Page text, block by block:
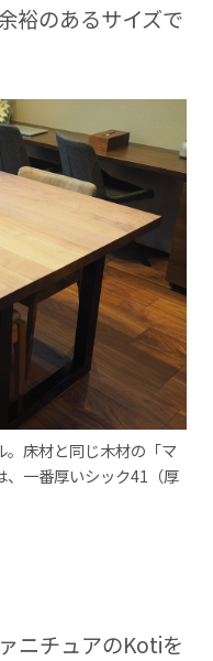
裕のあるサイズで
。床材と同じ木材の「マ
、一番厚いシック41（厚
ニチュアのKotiを